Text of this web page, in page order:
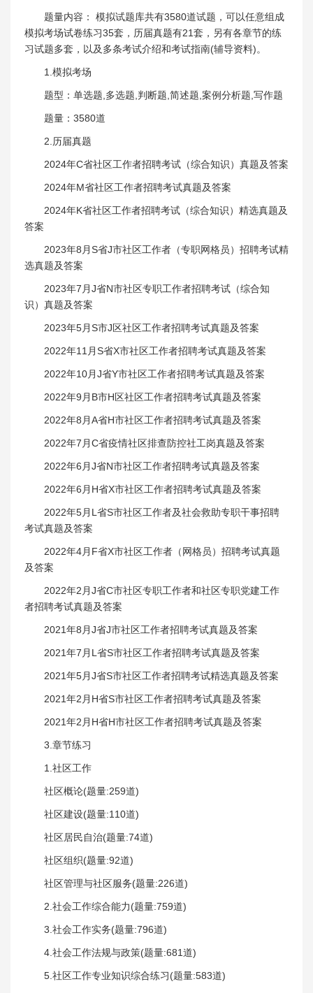
题量内容： 模拟试题库共有3580道试题，可以任意组成
模拟考场试卷练习35套，历届真题有21套，另有各章节的练
习试题多套，以及多条考试介绍和考试指南(辅导资料)。
1.模拟考场
题型：单选题,多选题,判断题,简述题,案例分析题,写作题
题量：3580道
2.历届真题
2024年C省社区工作者招聘考试（综合知识）真题及答案
2024年M省社区工作者招聘考试真题及答案
2024年K省社区工作者招聘考试（综合知识）精选真题及
答案
2023年8月S省J市社区工作者（专职网格员）招聘考试精
选真题及答案
2023年7月J省N市社区专职工作者招聘考试（综合知
识）真题及答案
2023年5月S市J区社区工作者招聘考试真题及答案
2022年11月S省X市社区工作者招聘考试真题及答案
2022年10月J省Y市社区工作者招聘考试真题及答案
2022年9月B市H区社区工作者招聘考试真题及答案
2022年8月A省H市社区工作者招聘考试真题及答案
2022年7月C省疫情社区排查防控社工岗真题及答案
2022年6月J省N市社区工作者招聘考试真题及答案
2022年6月H省X市社区工作者招聘考试真题及答案
2022年5月L省S市社区工作者及社会救助专职干事招聘
考试真题及答案
2022年4月F省X市社区工作者（网格员）招聘考试真题
及答案
2022年2月J省C市社区专职工作者和社区专职党建工作
者招聘考试真题及答案
2021年8月J省J市社区工作者招聘考试真题及答案
2021年7月L省S市社区工作者招聘考试真题及答案
2021年5月J省S市社区工作者招聘考试精选真题及答案
2021年2月H省S市社区工作者招聘考试真题及答案
2021年2月H省H市社区工作者招聘考试真题及答案
3.章节练习
1.社区工作
社区概论(题量:259道)
社区建设(题量:110道)
社区居民自治(题量:74道)
社区组织(题量:92道)
社区管理与社区服务(题量:226道)
2.社会工作综合能力(题量:759道)
3.社会工作实务(题量:796道)
4.社会工作法规与政策(题量:681道)
5.社区工作专业知识综合练习(题量:583道)